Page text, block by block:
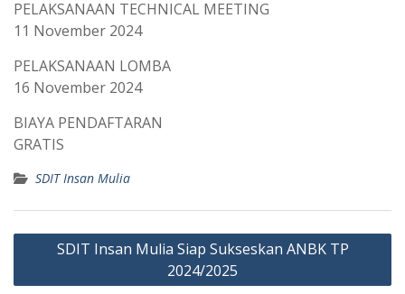
PELAKSANAAN TECHNICAL MEETING
11 November 2024
PELAKSANAAN LOMBA
16 November 2024
BIAYA PENDAFTARAN
GRATIS
SDIT Insan Mulia
Post
SDIT Insan Mulia Siap Sukseskan ANBK TP
2024/2025